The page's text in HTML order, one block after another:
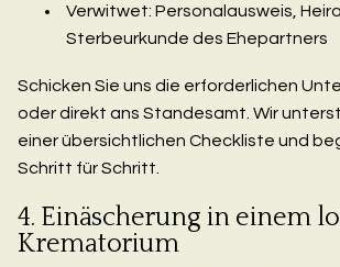
Verwitwet: Personalausweis,
Sterbeurkunde des Ehepartners
Schicken Sie uns die erforderlichen
oder direkt ans Standesamt. Wir
einer übersichtlichen Checkliste und
Schritt für Schritt.
4. Einäscherung in einem
Krematorium